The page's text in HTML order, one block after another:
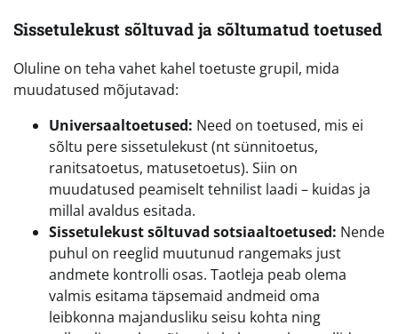
Sissetulekust sõltuvad ja sõltumatud toetused
Oluline on teha vahet kahel toetuste grupil, mida
muudatused mõjutavad:
Universaaltoetused: Need on toetused, mis ei
sõltu pere sissetulekust (nt sünnitoetus,
ranitsatoetus, matusetoetus). Siin on
muudatused peamiselt tehnilist laadi – kuidas ja
millal avaldus esitada.
Sissetulekust sõltuvad sotsiaaltoetused: Nende
puhul on reeglid muutunud rangemaks just
andmete kontrolli osas. Taotleja peab olema
valmis esitama täpsemaid andmeid oma
leibkonna majandusliku seisu kohta ning